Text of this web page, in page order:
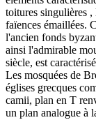
toitures singulières
faïences émaillées.
l'ancien fonds
ainsi l'admirable
siècle, est
Les mosquées de
églises grecques
camii, plan en T
un plan analogue à